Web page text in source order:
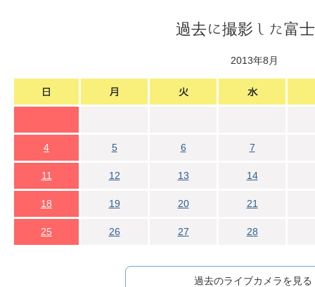
過去に撮影した富
2013年8月
4 5 6 7
11 12 13 14
18 19 20 21
25 26 27 28
過去のライブカメラを見る